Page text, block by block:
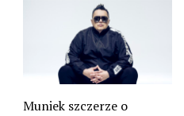
Muniek szczerze o